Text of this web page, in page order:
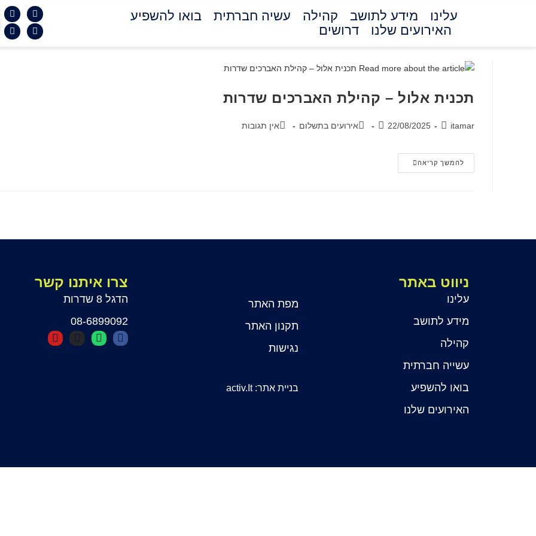
עלינו מידע לתושב קהילה עשיה חברתית
בואו להשפיע
האירועים שלנו
דרושים
תכנית אלול – קהילת האברכים שדרות
itamar
22/08/2025 אירועים בתשלום אין תגובות
להמשך קריאה
ניווט באתר
עלינו
מידע לתושב
קהילה
עשייה חברתית
בואו להשפיע
האירועים שלנו
מפת האתר
תקנון האתר
נגישות
בניית אתר: activ.It​
צרו איתנו קשר
הדגל 8 שדרות
08-6899092